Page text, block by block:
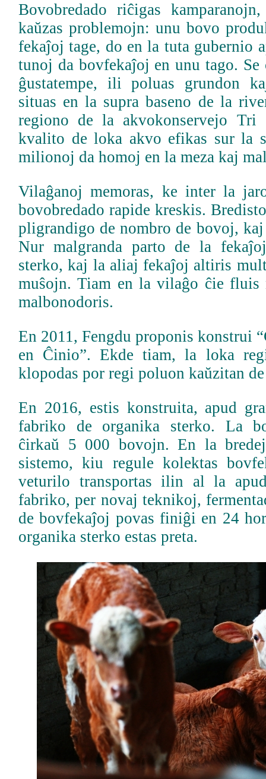
Bovobredado riĉigas
kaŭzas problemojn: unu bovo
fekaĵoj tage, do en la tuta gubernio
tunoj da bovfekaĵoj en unu tago.
ĝustatempe, ili poluas grundon
situas en la supra baseno de la
regiono de la akvokonservejo Tri
kvalito de loka akvo efikas sur la
milionoj da homoj en la meza kaj
Vilaĝanoj memoras, ke inter la
bovobredado rapide kreskis.
pligrandigo de nombro de bovoj,
Nur malgranda parto de la
sterko, kaj la aliaj fekaĵoj altiris
muŝojn. Tiam en la vilaĝo ĉie fluis
malbonodoris.
En 2011, Fengdu proponis konstrui
en Ĉinio”. Ekde tiam, la loka
klopodas por regi poluon kaŭzitan
En 2016, estis konstruita, apud
fabriko de organika sterko. La
ĉirkaŭ 5 000 bovojn. En la
sistemo, kiu regule kolektas
veturilo transportas ilin al la
fabriko, per novaj teknikoj,
de bovfekaĵoj povas finiĝi en 24
organika sterko estas preta.